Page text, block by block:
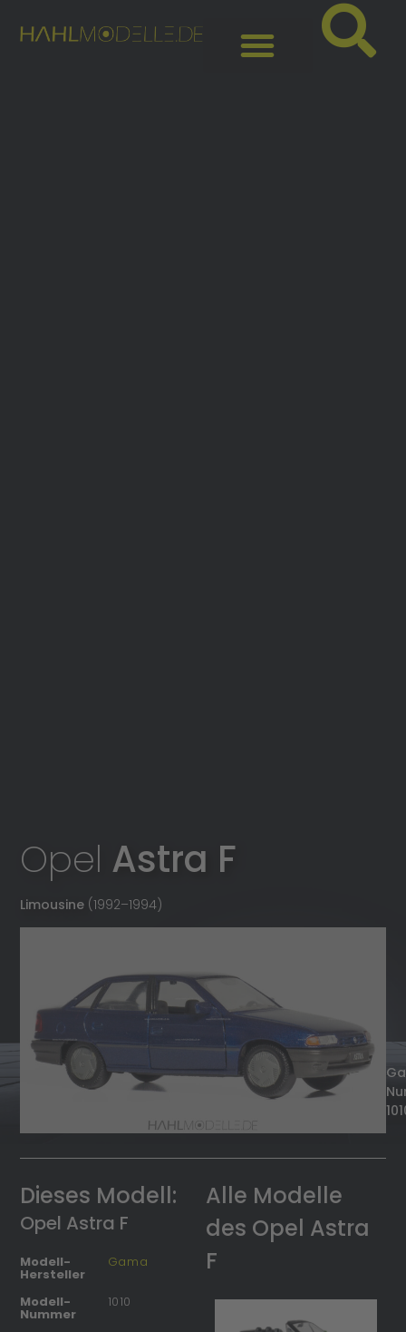
Opel Astra F
Limousine (1992–1994)
Dieses Modell:
Opel Astra F
Modell-
Hersteller
Gama
Modell-
Nummer
1010
Alle Modelle
des Opel Astra
F